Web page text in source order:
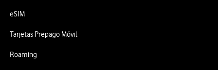
eSIM
Tarjetas Prepago Móvil
Roaming